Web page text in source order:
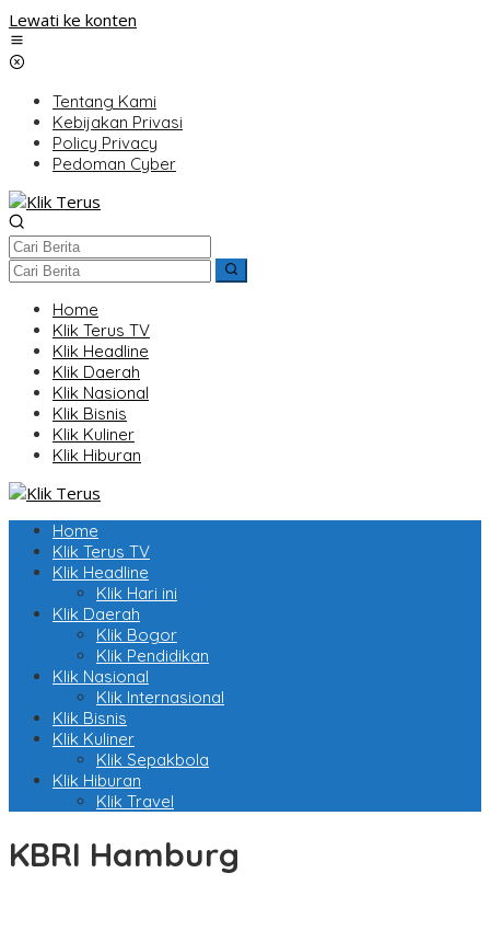
Lewati ke konten
Tentang Kami
Kebijakan Privasi
Policy Privacy
Pedoman Cyber
Home
Klik Terus TV
Klik Headline
Klik Daerah
Klik Nasional
Klik Bisnis
Klik Kuliner
Klik Hiburan
Home
Klik Terus TV
Klik Headline
Klik Hari ini
Klik Daerah
Klik Bogor
Klik Pendidikan
Klik Nasional
Klik Internasional
Klik Bisnis
Klik Kuliner
Klik Sepakbola
Klik Hiburan
Klik Travel
KBRI Hamburg